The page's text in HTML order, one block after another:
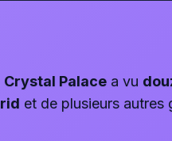
Crystal Palace a vu
et de plusieurs autres